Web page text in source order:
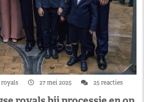
27 mei 2025 25 reacties